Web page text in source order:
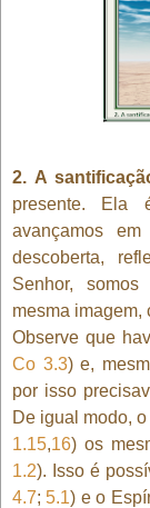
2. A
presente. Ela
avançamos
descoberta,
Senhor,
mesma
Observe que
Co 3.3) e,
por isso
De igual modo,
1.15,16) os
1.2). Isso é
4.7;5.1) e o